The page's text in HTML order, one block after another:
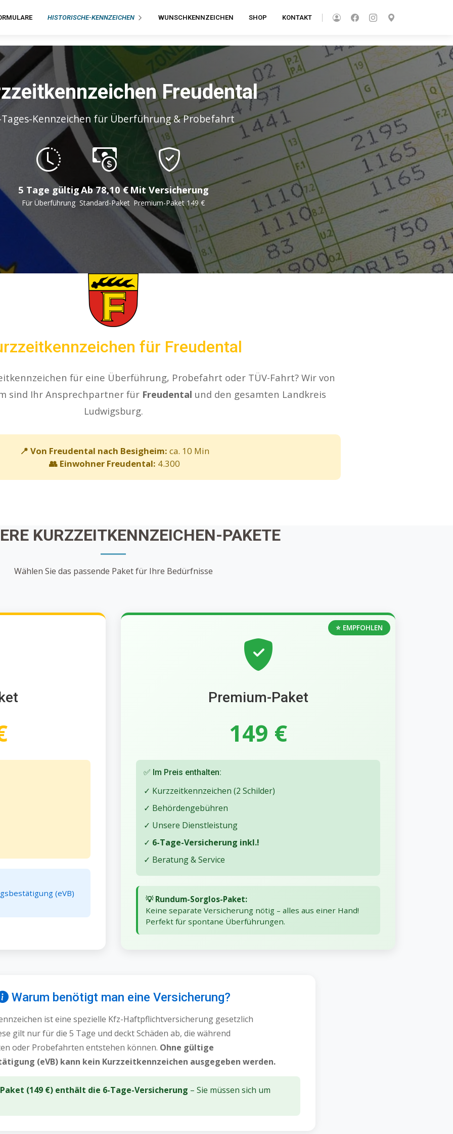
HISTORISCHE-KENNZEICHEN WUNSCHKENNZEICHEN SHOP KONTAKT
Freudental
Kennzeichen für Überführung & Probefahrt
5 Tage gültig
Für Überführung
Ab 78,10 €
Standard-Paket
Mit Versicherung
Premium-Paket 149 €
für Freudental
für eine Überführung, Probefahrt oder TÜV-Fahrt? Wir von
sind Ihr Ansprechpartner für Freudental und den gesamten Landkreis
Ludwigsburg.
📍 Von Freudental nach Besigheim: ca. 10 Min
👥 Einwohner Freudental: 4.300
KURZZEITKENNZEICHEN-PAKETE
Wählen Sie das passende Paket für Ihre Bedürfnisse
(eVB)
Premium-Paket
⭐ EMPFOHLEN
149 €
✅ Im Preis enthalten:
✓ Kurzzeitkennzeichen (2 Schilder)
✓ Behördengebühren
✓ Unsere Dienstleistung
✓ 6-Tage-Versicherung inkl.!
✓ Beratung & Service
💡 Rundum-Sorglos-Paket:
Keine separate Versicherung nötig – alles aus einer Hand!
Perfekt für spontane Überführungen.
Warum benötigt man eine Versicherung?
ist eine spezielle Kfz-Haftpflichtversicherung gesetzlich
gilt nur für die 5 Tage und deckt Schäden ab, die während
oder Probefahrten entstehen können. Ohne gültige
(eVB) kann kein Kurzzeitkennzeichen ausgegeben werden.
(149 €) enthält die 6-Tage-Versicherung – Sie müssen sich um